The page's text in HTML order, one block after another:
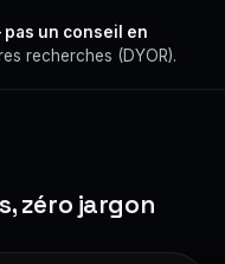
un conseil en
recherches (DYOR).
zéro jargon